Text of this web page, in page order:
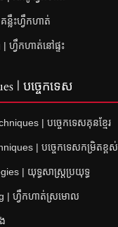
ន្លឹះហ្វឹកហាត់
ហ្វឹកហាត់នៅផ្ទះ
| បច្ចេកទេស
| បច្ចេកទេសគុនខ្មែរ
| បច្ចេកទេសកម្រិតខ្ពស់
| យុទ្ធសាស្ត្រប្រយុទ្ធ
| ហ្វឹកហាត់ស្រមោល